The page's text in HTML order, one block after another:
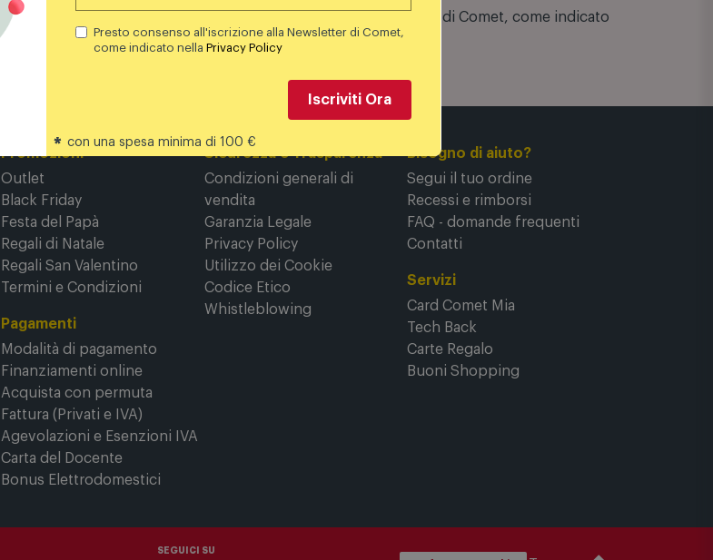
Presto consenso alla iscrizione alla Newsletter di Comet, come indicato
nellaPrivacy Policy.
Promozioni
Outlet
Black Friday
Festa del Papà
Regali di Natale
Regali San Valentino
Termini e Condizioni
Pagamenti
Modalità di pagamento
Finanziamenti online
Acquista con permuta
Fattura (Privati e IVA)
Agevolazioni e Esenzioni IVA
Carta del Docente
Bonus Elettrodomestici
Sicurezza e Trasparenza
Condizioni generali di
vendita
Garanzia Legale
Privacy Policy
Utilizzo dei Cookie
Codice Etico
Whistleblowing
Bisogno di aiuto?
Segui il tuo ordine
Recessi e rimborsi
FAQ - domande frequenti
Contatti
Servizi
Card Comet Mia
Tech Back
Carte Regalo
Buoni Shopping
SEGUICI SU
Presto consenso all'iscrizione alla Newsletter di Comet,
come indicato nella Privacy Policy
Iscriviti Ora
* con una spesa minima di 100 €